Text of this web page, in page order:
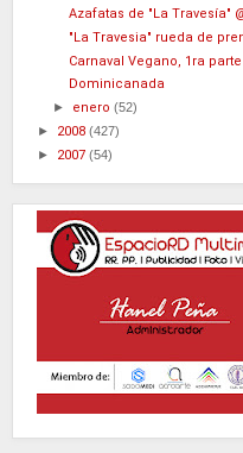
Azafatas de "La Travesía"
"La Travesia" rueda de
Carnaval Vegano, 1ra parte
Dominicanada
► enero(52)
► 2008 (427)
► 2007 (54)